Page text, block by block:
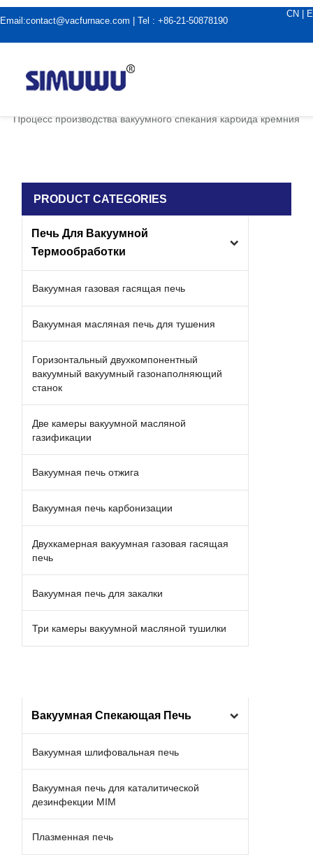
Email:contact@vacfurnace.com | Tel : +86-21-50878190
CN
Процесс производства вакуумного спекания карбида кремния
PRODUCT CATEGORIES
Печь Для Вакуумной
Термообработки
Вакуумная газовая гасящая печь
Вакуумная масляная печь для тушения
Горизонтальный двухкомпонентный
вакуумный вакуумный газонаполняющий
станок
Две камеры вакуумной масляной
газификации
Вакуумная печь отжига
Вакуумная печь карбонизации
Двухкамерная вакуумная газовая гасящая
печь
Вакуумная печь для закалки
Три камеры вакуумной масляной тушилки
Вакуумная Спекающая Печь
Вакуумная шлифовальная печь
Вакуумная печь для каталитической
дезинфекции MIM
Плазменная печь